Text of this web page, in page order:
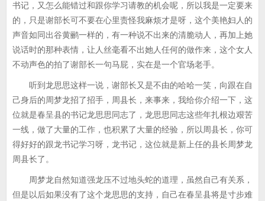
书记，又怎么能错过和跟你学习请教的机会呢，所以我是一定要来
的，只是谢部长可不要在心里责怪我麻烦才是呀，这个美艳妇人的
声音如同出谷黄鹂一样的，有一种说不出来的清脆动人，再加上她
说话时的那种表情，让人丝毫看不出她人任何的做作来，这个女人
不动声色的拍了谢部长一句马屁，实在是一个官场老手。
听到龙思思这样一说，谢部长又是不由的哈哈一笑，向跟在自
己身后的周梦龙招了招手，周县长，来事来，我给你介绍一下，这
位就是春呈县的书记龙思思同志了，龙思思同志这些年扎根边艰苦
一线，做了大量的工作，也积累了大量的经验，所以周县长，你可
得好好的跟龙书记学习呀，龙书记，这位就是新上任的县长周梦龙
周县长了。
周梦龙自然知道强龙压不过地头蛇的道理，虽然自己有关系，
但是以后如果没有了这个龙思思的支持，自己在春呈县将是寸步难